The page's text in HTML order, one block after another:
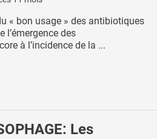
« bon usage » des antibiotiques
l’émergence des
à l’incidence de la ...
Les